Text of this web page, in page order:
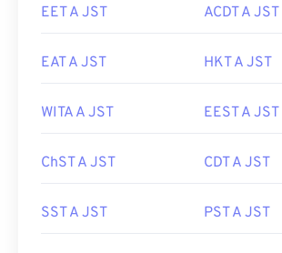
EET A JST ACDT A JST
EAT A JST HKT A JST
WITA A JST EEST A JST
ChST A JST CDT A JST
SST A JST PST A JST